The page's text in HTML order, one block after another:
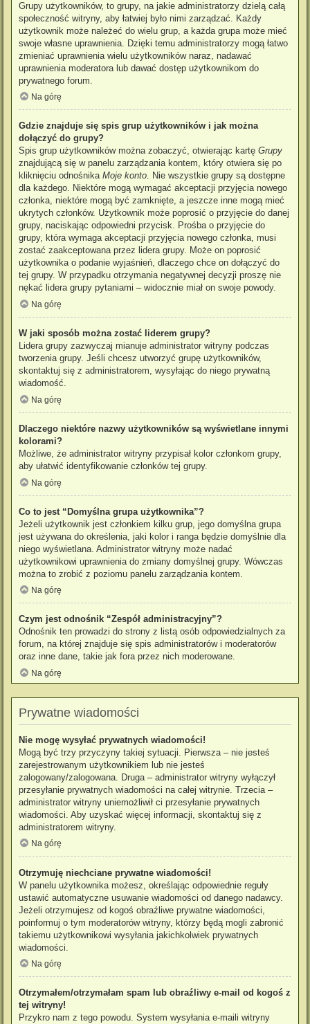
Grupy użytkowników, to grupy, na jakie administratorzy dzielą całą
społeczność witryny, aby łatwiej było nimi zarządzać. Każdy
użytkownik może należeć do wielu grup, a każda grupa może mieć
swoje własne uprawnienia. Dzięki temu administratorzy mogą łatwo
zmieniać uprawnienia wielu użytkowników naraz, nadawać
uprawnienia moderatora lub dawać dostęp użytkownikom do
prywatnego forum.
Na górę
Gdzie znajduje się spis grup użytkowników i jak można
dołączyć do grupy?
Spis grup użytkowników można zobaczyć, otwierając kartę Grupy
znajdującą się w panelu zarządzania kontem, który otwiera się po
kliknięciu odnośnika Moje konto. Nie wszystkie grupy są dostępne
dla każdego. Niektóre mogą wymagać akceptacji przyjęcia nowego
członka, niektóre mogą być zamknięte, a jeszcze inne mogą mieć
ukrytych członków. Użytkownik może poprosić o przyjęcie do danej
grupy, naciskając odpowiedni przycisk. Prośba o przyjęcie do
grupy, która wymaga akceptacji przyjęcia nowego członka, musi
zostać zaakceptowana przez lidera grupy. Może on poprosić
użytkownika o podanie wyjaśnień, dlaczego chce on dołączyć do
tej grupy. W przypadku otrzymania negatywnej decyzji proszę nie
nękać lidera grupy pytaniami – widocznie miał on swoje powody.
Na górę
W jaki sposób można zostać liderem grupy?
Lidera grupy zazwyczaj mianuje administrator witryny podczas
tworzenia grupy. Jeśli chcesz utworzyć grupę użytkowników,
skontaktuj się z administratorem, wysyłając do niego prywatną
wiadomość.
Na górę
Dlaczego niektóre nazwy użytkowników są wyświetlane innymi
kolorami?
Możliwe, że administrator witryny przypisał kolor członkom grupy,
aby ułatwić identyfikowanie członków tej grupy.
Na górę
Co to jest “Domyślna grupa użytkownika”?
Jeżeli użytkownik jest członkiem kilku grup, jego domyślna grupa
jest używana do określenia, jaki kolor i ranga będzie domyślnie dla
niego wyświetlana. Administrator witryny może nadać
użytkownikowi uprawnienia do zmiany domyślnej grupy. Wówczas
można to zrobić z poziomu panelu zarządzania kontem.
Na górę
Czym jest odnośnik “Zespół administracyjny”?
Odnośnik ten prowadzi do strony z listą osób odpowiedzialnych za
forum, na której znajduje się spis administratorów i moderatorów
oraz inne dane, takie jak fora przez nich moderowane.
Na górę
Prywatne wiadomości
Nie mogę wysyłać prywatnych wiadomości!
Mogą być trzy przyczyny takiej sytuacji. Pierwsza – nie jesteś
zarejestrowanym użytkownikiem lub nie jesteś
zalogowany/zalogowana. Druga – administrator witryny wyłączył
przesyłanie prywatnych wiadomości na całej witrynie. Trzecia –
administrator witryny uniemożliwił ci przesyłanie prywatnych
wiadomości. Aby uzyskać więcej informacji, skontaktuj się z
administratorem witryny.
Na górę
Otrzymuję niechciane prywatne wiadomości!
W panelu użytkownika możesz, określając odpowiednie reguły
ustawić automatyczne usuwanie wiadomości od danego nadawcy.
Jeżeli otrzymujesz od kogoś obraźliwe prywatne wiadomości,
poinformuj o tym moderatorów witryny, którzy będą mogli zabronić
takiemu użytkownikowi wysyłania jakichkolwiek prywatnych
wiadomości.
Na górę
Otrzymałem/otrzymałam spam lub obraźliwy e-mail od kogoś z
tej witryny!
Przykro nam z tego powodu. System wysyłania e-maili witryny